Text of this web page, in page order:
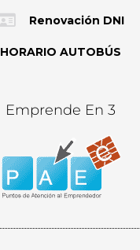
Renovación DNI
HORARIO AUTOBÚS
Emprende En 3